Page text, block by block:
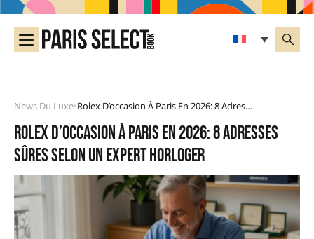
News Du Luxe• Rolex D’occasion À Paris En 2026: 8 Adresses Sûres Selon Un Expert Horloger
Rolex d’occasion à Paris en 2026: 8 adresses
sûres selon un expert horloger